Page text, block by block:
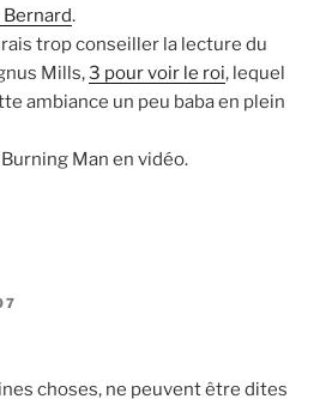
Bernard.
trop conseiller la lecture du
Mills,3 pour voir le roi, lequel
ambiance un peu baba en plein
Man en vidéo.
choses, ne peuvent être dites